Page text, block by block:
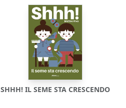
SHHH! IL SEME STA CRESCENDO